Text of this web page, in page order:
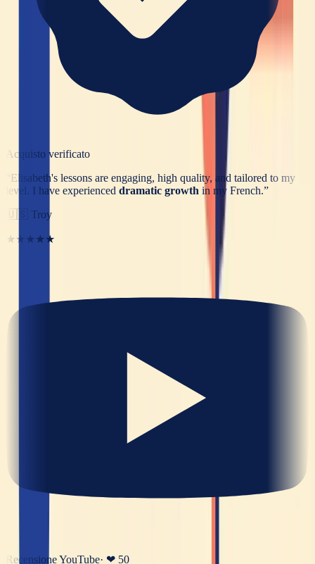
Acquisto verificato
Elisabeth's lessons are engaging, high quality, and tailored to my
level. I have experienced dramatic growth in my French.”
🇺🇸 Troy
★★★★★
Recensione YouTube· ❤ 50